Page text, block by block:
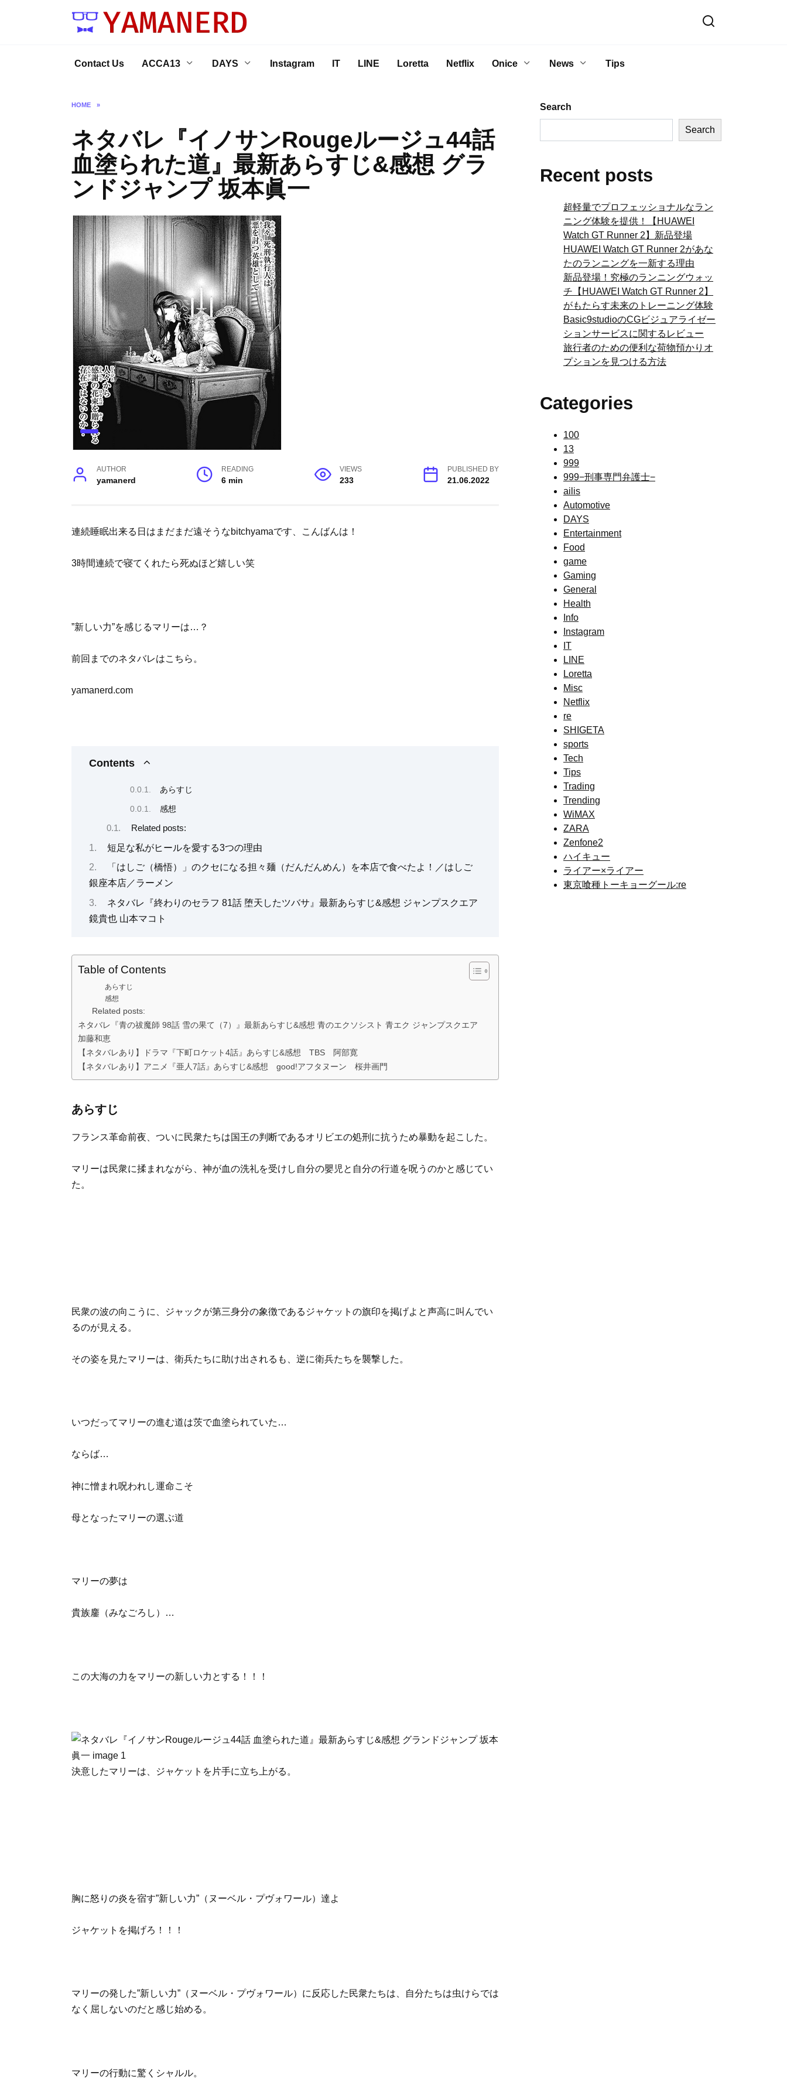
Contact Us ACCA13 DAYS Instagram IT LINE Loretta Netflix Onice News Tips
HOME »
ネタバレ『イノサンRougeルージュ44話
血塗られた道』最新あらすじ&感想 グラ
ンドジャンプ 坂本眞一
AUTHOR
yamanerd
READING
6 min
VIEWS
233
PUBLISHED BY
21.06.2022
連続睡眠出来る日はまだまだ遠そうなbitchyamaです、こんばんは！
3時間連続で寝てくれたら死ぬほど嬉しい笑
”新しい力”を感じるマリーは…？
前回までのネタバレはこちら。
yamanerd.com
Contents
あらすじ
感想
Related posts:
短足な私がヒールを愛する3つの理由
「はしご（橋悟）」のクセになる担々麺（だんだんめん）を本店で食べたよ！／はしご
銀座本店／ラーメン
ネタバレ『終わりのセラフ 81話 堕天したツバサ』最新あらすじ&感想 ジャンプスクエア
鏡貴也 山本マコト
Table of Contents
あらすじ
感想
Related posts:
ネタバレ『青の祓魔師 98話 雪の果て（7）』最新あらすじ&感想 青のエクソシスト 青エク ジャンプスクエア
加藤和恵
【ネタバレあり】ドラマ『下町ロケット4話』あらすじ&感想 TBS 阿部寛
【ネタバレあり】アニメ『亜人7話』あらすじ&感想 good!アフタヌーン 桜井画門
あらすじ
フランス革命前夜、ついに民衆たちは国王の判断であるオリビエの処刑に抗うため暴動を起こした。
マリーは民衆に揉まれながら、神が血の洗礼を受けし自分の嬰児と自分の行道を呪うのかと感じてい
た。
民衆の波の向こうに、ジャックが第三身分の象徴であるジャケットの旗印を掲げよと声高に叫んでい
るのが見える。
その姿を見たマリーは、衛兵たちに助け出されるも、逆に衛兵たちを襲撃した。
いつだってマリーの進む道は茨で血塗られていた…
ならば…
神に憎まれ呪われし運命こそ
母となったマリーの選ぶ道
マリーの夢は
貴族鏖（みなごろし）…
この大海の力をマリーの新しい力とする！！！
決意したマリーは、ジャケットを片手に立ち上がる。
胸に怒りの炎を宿す”新しい力”（ヌーベル・プヴォワール）達よ
ジャケットを掲げろ！！！
マリーの発した”新しい力”（ヌーベル・プヴォワール）に反応した民衆たちは、自分たちは虫けらでは
なく屈しないのだと感じ始める。
マリーの行動に驚くシャルル。
Search
Search
Recent posts
超軽量でプロフェッショナルなラン
ニング体験を提供！【HUAWEI
Watch GT Runner 2】新品登場
HUAWEI Watch GT Runner 2があな
たのランニングを一新する理由
新品登場！究極のランニングウォッ
チ【HUAWEI Watch GT Runner 2】
がもたらす未来のトレーニング体験
Basic9studioのCGビジュアライゼー
ションサービスに関するレビュー
旅行者のための便利な荷物預かりオ
プションを見つける方法
Categories
100
13
999
999−刑事専門弁護士−
ailis
Automotive
DAYS
Entertainment
Food
game
Gaming
General
Health
Info
Instagram
IT
LINE
Loretta
Misc
Netflix
re
SHIGETA
sports
Tech
Tips
Trading
Trending
WiMAX
ZARA
Zenfone2
ハイキュー
ライアー×ライアー
東京喰種トーキョーグール:re